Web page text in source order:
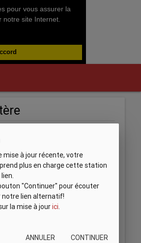
pour vous assurer la
notre site Internet.
mise à jour récente, votre
plus en charge cette station
"Continuer" pour écouter
notre lien alternatif!
la mise à jourici.
ANNULER CONTINUER